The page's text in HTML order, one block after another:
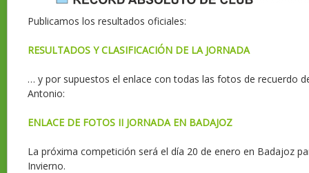
Publicamos los resultados oficiales:
RESULTADOS Y CLASIFICACIÓN DE LA JORNADA
… y por supuestos el enlace con todas las fotos de recuerdo
Antonio:
ENLACE DE FOTOS II JORNADA EN BADAJOZ
La próxima competición será el día 20 de enero en Badajoz
Invierno.